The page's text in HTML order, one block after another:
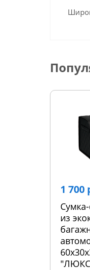
1 700
из